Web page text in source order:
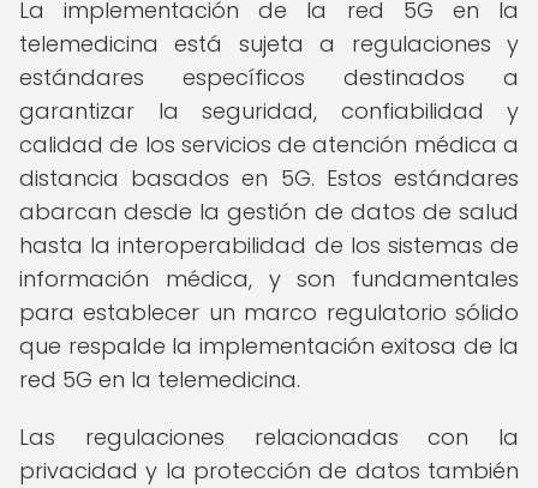
La implementación de la red 5G en la
telemedicina está sujeta a regulaciones y
estándares específicos destinados a
garantizar la seguridad, confiabilidad y
calidad de los servicios de atención médica a
distancia basados en 5G. Estos estándares
abarcan desde la gestión de datos de salud
hasta la interoperabilidad de los sistemas de
información médica, y son fundamentales
para establecer un marco regulatorio sólido
que respalde la implementación exitosa de la
red 5G en la telemedicina.
Las regulaciones relacionadas con la
privacidad y la protección de datos también